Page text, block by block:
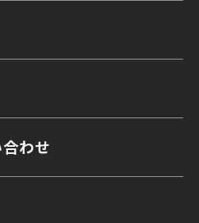
合わせ